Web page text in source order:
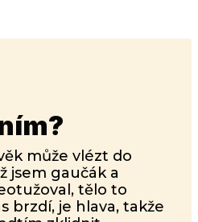
může vlézt do
jsem gaučák a
tělo to
brzdí, je hlava, takže